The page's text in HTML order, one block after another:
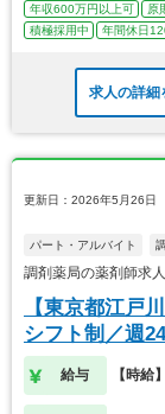
年収600万円以上可 原
積極採用中
年間休日
求人の詳細
更新日：2026年5月26日
パート・アルバイト
調剤薬局の薬剤師求
【東京都江戸
シフト制／週
給与 【時給